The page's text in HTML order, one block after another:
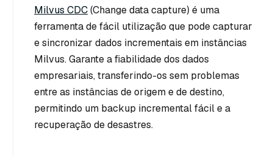
Milvus CDC(Change data capture) é uma
ferramenta de fácil utilização que pode capturar
e sincronizar dados incrementais em instâncias
Milvus. Garante a fiabilidade dos dados
empresariais, transferindo-os sem problemas
entre as instâncias de origem e de destino,
permitindo um backup incremental fácil e a
recuperação de desastres.